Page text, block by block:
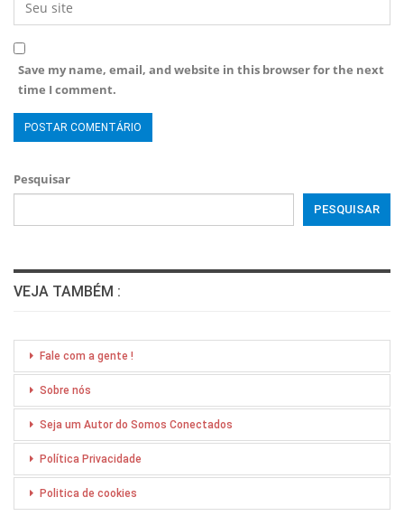
Save my name, email, and website in this browser for the next
time I comment.
Pesquisar
PESQUISAR
VEJA TAMBÉM :
Fale com a gente !
Sobre nós
Seja um Autor do Somos Conectados
Política Privacidade
Politica de cookies